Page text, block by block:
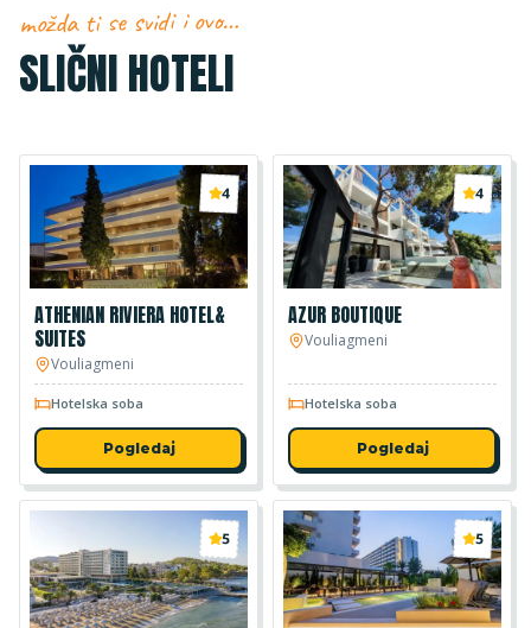
možda ti se svidi i ovo…
SLIČNI HOTELI
4
ATHENIAN RIVIERA HOTEL&
SUITES
Vouliagmeni
Hotelska soba
Pogledaj
4
AZUR BOUTIQUE
Vouliagmeni
Hotelska soba
Pogledaj
5 5